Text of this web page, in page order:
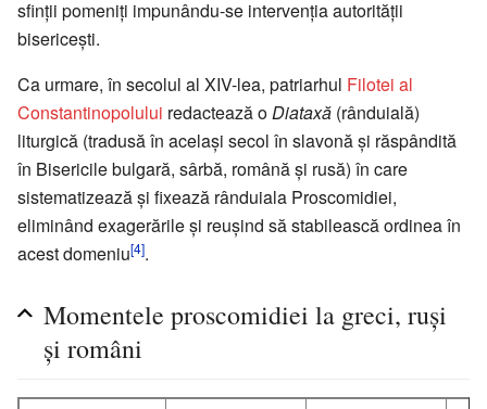
sfinţii pomeniţi impunându-se intervenţia autorităţii
bisericeşti.
Ca urmare, în secolul al XIV-lea, patriarhul Filotei al
Constantinopolului redactează o Diataxă (rânduială)
liturgică (tradusă în acelaşi secol în slavonă şi răspândită
în Bisericile bulgară, sârbă, română şi rusă) în care
sistematizează şi fixează rânduiala Proscomidiei,
eliminând exagerările şi reuşind să stabilească ordinea în
acest domeniu[4].
Momentele proscomidiei la greci, ruși
și români